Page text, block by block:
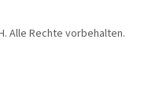
Alle Rechte vorbehalten.